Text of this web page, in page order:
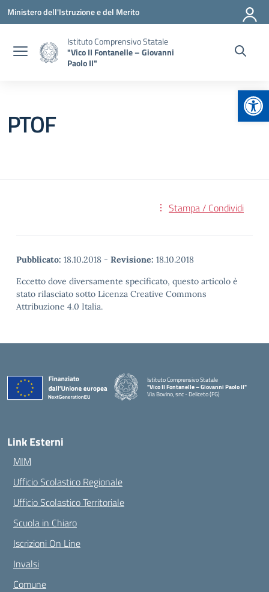
Vai ai contenuti
Vai al menu di navigazione
Vai al footer
Ministero dell'Istruzione e del Merito
Istituto Comprensivo Statale
"Vico II Fontanelle – Giovanni
Paolo II"
PTOF
Stampa / Condividi
Pubblicato: 18.10.2018 - Revisione: 18.10.2018
Eccetto dove diversamente specificato, questo articolo è
stato rilasciato sotto Licenza Creative Commons
Attribuzione 4.0 Italia.
Istituto Comprensivo Statale
"Vico II Fontanelle – Giovanni Paolo II"
Via Bovino, snc - Deliceto (FG)
Link Esterni
MIM
Ufficio Scolastico Regionale
Ufficio Scolastico Territoriale
Scuola in Chiaro
Iscrizioni On Line
Invalsi
Comune